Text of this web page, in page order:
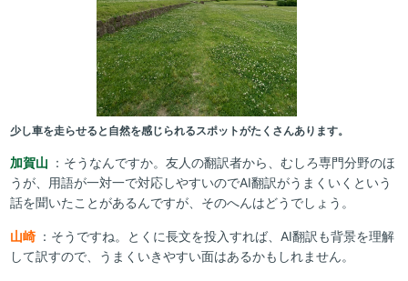
少し車を走らせると自然を感じられるスポットがたくさんあります。
加賀山 ：そうなんですか。友人の翻訳者から、むしろ専門分野のほ
うが、用語が一対一で対応しやすいのでAI翻訳がうまくいくという
話を聞いたことがあるんですが、そのへんはどうでしょう。
山崎 ：そうですね。とくに長文を投入すれば、AI翻訳も背景を理解
して訳すので、うまくいきやすい面はあるかもしれません。